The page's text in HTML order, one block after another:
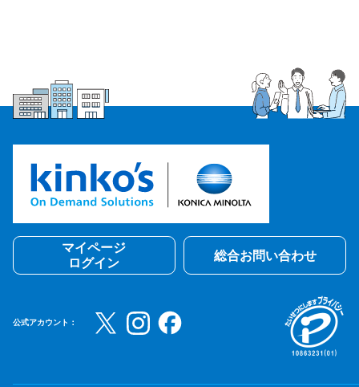
マイページ
ログイン
総合お問い合わせ
公式アカウント：